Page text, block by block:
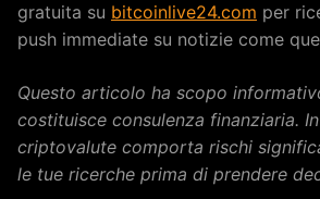
gratuita su bitcoinlive24.com per
push immediate su notizie come
Questo articolo ha scopo
costituisce consulenza finanziaria.
criptovalute comporta rischi
le tue ricerche prima di prendere